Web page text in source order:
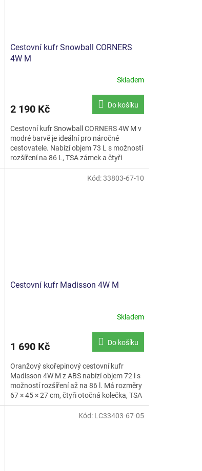
Cestovní kufr Snowball CORNERS
4W M
Skladem
2 190 Kč Do košíku
Cestovní kufr Snowball CORNERS 4W M v
modré barvě je ideální pro náročné
cestovatele. Nabízí objem 73 L s možností
rozšíření na 86 L, TSA zámek a čtyři
otočná kolečka pro...
Cestovní kufr Madisson 4W M
Skladem
1 690 Kč Do košíku
Oranžový skořepinový cestovní kufr
Madisson 4W M z ABS nabízí objem 72 l s
možností rozšíření až na 86 l. Má rozměry
67 × 45 × 27 cm, čtyři otočná kolečka, TSA
zámek, výsuvnou...
Kód:33803-67-10
Kód: LC33403-67-05